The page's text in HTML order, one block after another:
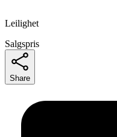
Leilighet
Salgspris
Share